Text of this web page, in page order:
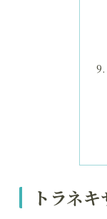
トラネ